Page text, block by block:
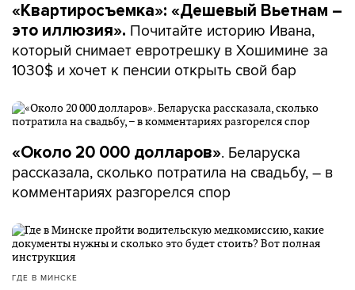
«Квартиросъемка»: «Дешевый Вьетнам –
это иллюзия». Почитайте историю Ивана,
который снимает евротрешку в Хошимине за
1030$ и хочет к пенсии открыть свой бар
«Около 20 000 долларов». Беларуска
рассказала, сколько потратила на свадьбу, – в
комментариях разгорелся спор
ГДЕ В МИНСКЕ